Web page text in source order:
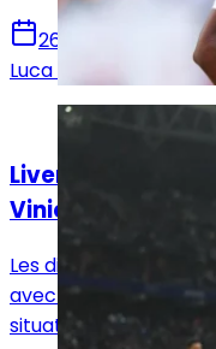
26 juillet 2026
Luca Schenatto
Actualités
Liverpool rêve de
Vinicius Jr
Les discussions
avec le Real Madrid
situation qui n'a pas